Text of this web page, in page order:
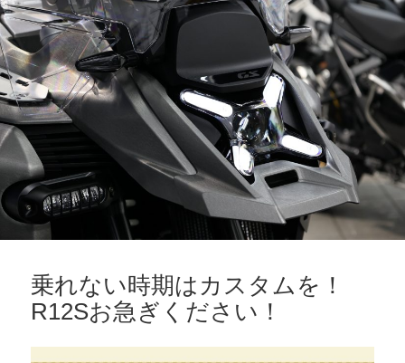
リ
ー
乗れない時期はカスタムを！
R12Sお急ぎください！